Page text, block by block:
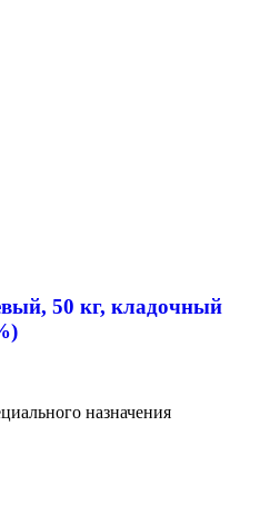
50 кг, кладочный
назначения